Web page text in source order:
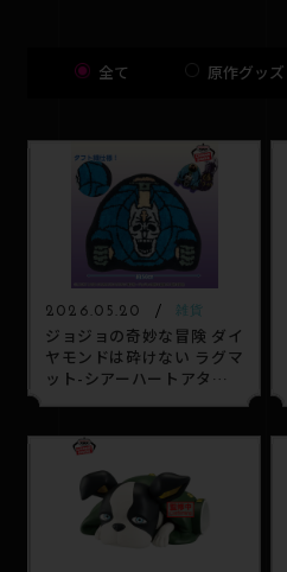
全て 原作グッズ
2026.05.20 雑貨
ジョジョの奇妙な冒険 ダイ
ヤモンドは砕けない ラグマ
ット-シアーハートアタッ